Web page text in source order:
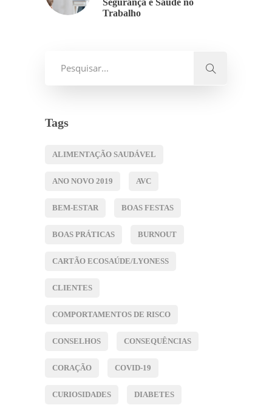
Segurança e Saúde no
Trabalho
Tags
ALIMENTAÇÃO SAUDÁVEL
ANO NOVO 2019 AVC
BEM-ESTAR BOAS FESTAS
BOAS PRÁTICAS BURNOUT
CARTÃO ECOSAÚDE/LYONESS
CLIENTES
COMPORTAMENTOS DE RISCO
CONSELHOS CONSEQUÊNCIAS
CORAÇÃO COVID-19
CURIOSIDADES DIABETES